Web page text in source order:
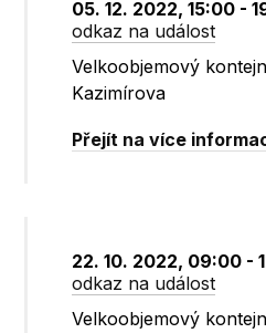
05. 12. 2022, 15:00 -
odkaz na událost
Velkoobjemový
Kazimírova
Přejít na více
22. 10. 2022, 09:00 -
odkaz na událost
Velkoobjemový